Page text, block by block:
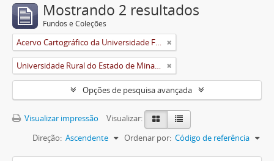
Mostrando 2 resultados
Fundos e Coleções
Acervo Cartográfico da Universidade Federal de Viçosa
Universidade Rural do Estado de Minas Gerais (Uremg)
Opções de pesquisa avançada
Visualizar impressão
Visualizar:
Ordenar por: Código de referência
Direção: Ascendente